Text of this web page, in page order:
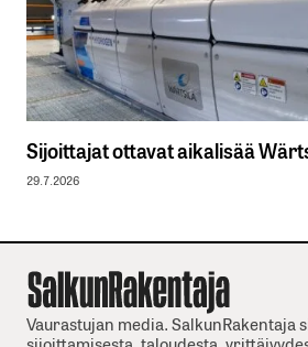
Sijoittajat ottavat aikalisää
29.7.2026
Vaurastujan media. SalkunRakentaja